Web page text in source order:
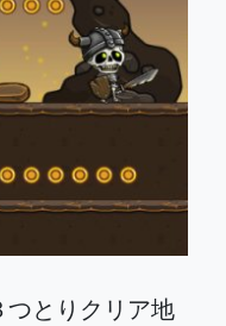
とりクリア地